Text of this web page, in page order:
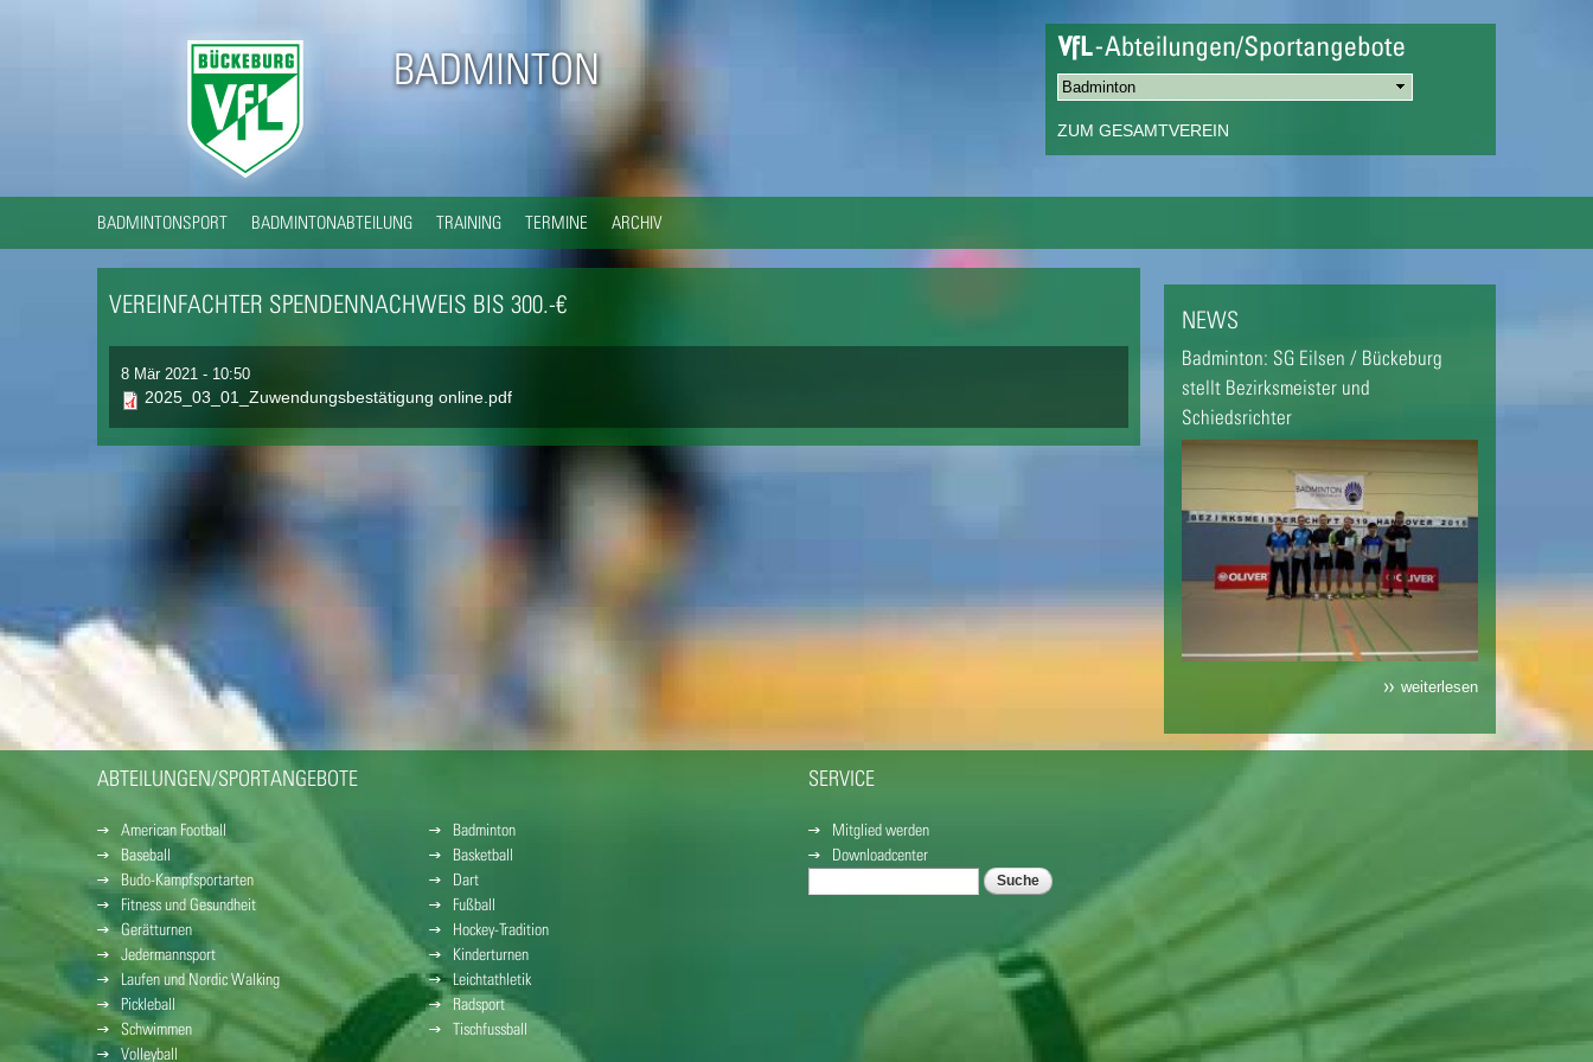
BADMINTON
ZUM GESAMTVEREIN
BADMINTONSPORT BADMINTONABTEILUNG TRAINING TERMINE ARCHIV
VEREINFACHTER SPENDENNACHWEIS BIS 300.-€
8 Mär 2021 - 10:50
2025_03_01_Zuwendungsbestätigung online.pdf
NEWS
Badminton: SG Eilsen / Bückeburg
stellt Bezirksmeister und
Schiedsrichter
weiterlesen
ABTEILUNGEN/SPORTANGEBOTE
American Football
Baseball
Budo-Kampfsportarten
Fitness und Gesundheit
Gerätturnen
Jedermannsport
Laufen und Nordic Walking
Pickleball
Schwimmen
Volleyball
Badminton
Basketball
Dart
Fußball
Hockey-Tradition
Kinderturnen
Leichtathletik
Radsport
Tischfussball
SERVICE
Mitglied werden
Downloadcenter